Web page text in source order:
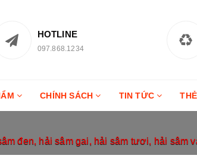
HOTLINE
097.868.1234
CHÍNH SÁCH TIN TỨC
đen, hải sâm gai, hải sâm tươi, hải sâm